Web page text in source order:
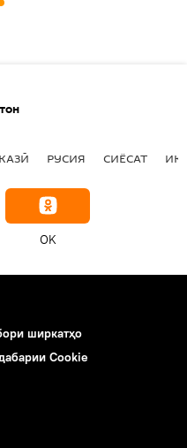
РУСИЯ СИЁСАТ
OK
ширкатҳо
Cookie